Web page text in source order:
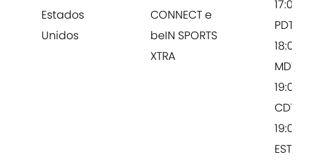
Estados
Unidos
CONNECT e
beIN SPORTS
XTRA
17:00
PDT /
18:00
MDT /
19:00
CDT /
19:00
EST /